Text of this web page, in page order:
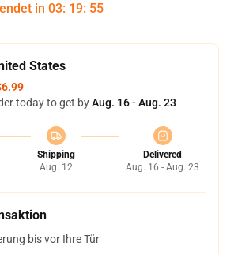
in 03: 19: 54
States
today to get byAug. 16 - Aug. 23
Shipping
Aug. 12
Delivered
Aug. 16 - Aug. 23
bis vor Ihre Tür